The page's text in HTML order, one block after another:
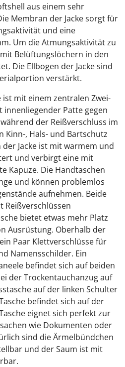
aus einem sehr
Membran der Jacke sorgt für
und eine
Um die Atmungsaktivität zu
Belüftungslöchern in den
Die Ellbogen der Jacke sind
verstärkt.
ist mit einem zentralen Zwei-
innenliegender Patte gegen
der Reißverschluss im
Kinn-, Hals- und Bartschutz
Jacke ist mit warmem und
und verbirgt eine mit
Kapuze. Die Handtaschen
und können problemlos
aufnehmen. Beide
Reißverschlüssen
bietet etwas mehr Platz
Ausrüstung. Oberhalb der
Paar Klettverschlüsse für
Namensschilder. Ein
befindet sich auf beiden
der Trockentauchanzug auf
auf der linken Schulter
befindet sich auf der
eignet sich perfekt zur
wie Dokumenten oder
sind die Ärmelbündchen
und der Saum ist mit